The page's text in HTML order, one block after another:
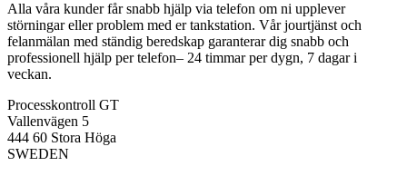
Alla våra kunder får snabb hjälp via telefon om ni upplever
störningar eller problem med er tankstation. Vår jourtjänst och
felanmälan med ständig beredskap garanterar dig snabb och
professionell hjälp per telefon– 24 timmar per dygn, 7 dagar i
veckan.
Processkontroll GT
Vallenvägen 5
444 60 Stora Höga
SWEDEN